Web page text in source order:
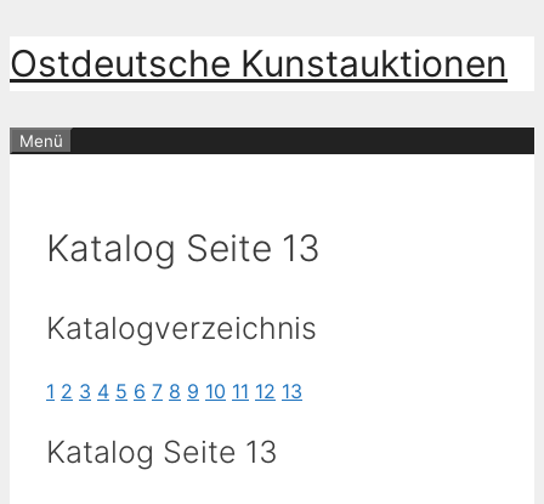
Zum
Inhalt
Ostdeutsche Kunstauktionen
Menü
Katalog Seite 13
Katalogverzeichnis
1 2 3 4 5 6 7 8 9 10 11 12 13
Katalog Seite 13